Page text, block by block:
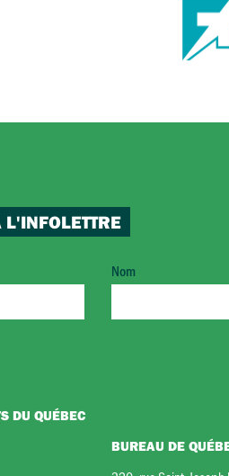
Nom
DU QUÉBEC
BUREAU DE